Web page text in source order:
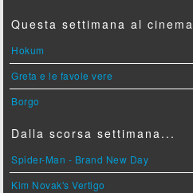
Questa settimana al cinema
Hokum
Greta e le favole vere
Borgo
Dalla scorsa settimana...
Spider-Man - Brand New Day
Kim Novak's Vertigo